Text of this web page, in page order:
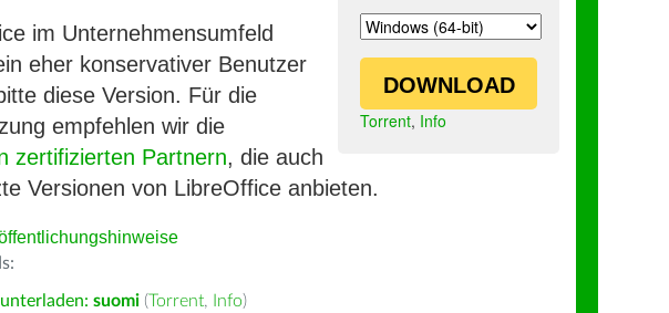
DOWNLOAD
Torrent, Info
im Unternehmensumfeld
eher konservativer Benutzer
diese Version. Für die
empfehlen wir die
zertifizierten Partnern, die auch
Versionen von LibreOffice anbieten.
suomi (Torrent, Info)